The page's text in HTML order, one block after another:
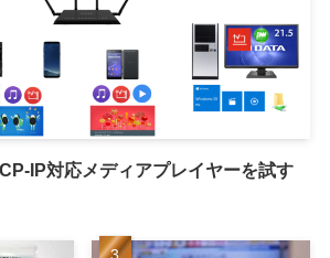
IP対応メディアプレイヤーを試す